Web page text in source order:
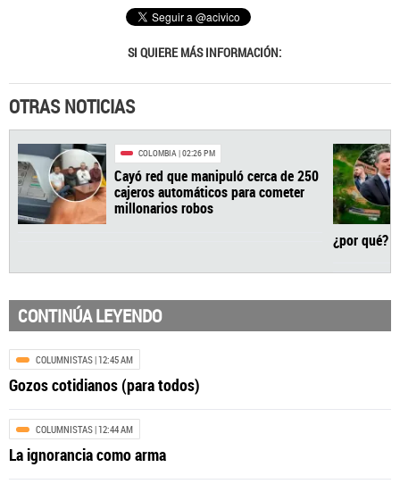
SI QUIERE MÁS INFORMACIÓN:
OTRAS NOTICIAS
Cayó red que manipuló cerca de 250
cajeros automáticos para cometer
millonarios robos
CONTINÚA LEYENDO
COLUMNISTAS| 12:45 AM
Gozos cotidianos (para todos)
COLUMNISTAS| 12:44 AM
La ignorancia como arma